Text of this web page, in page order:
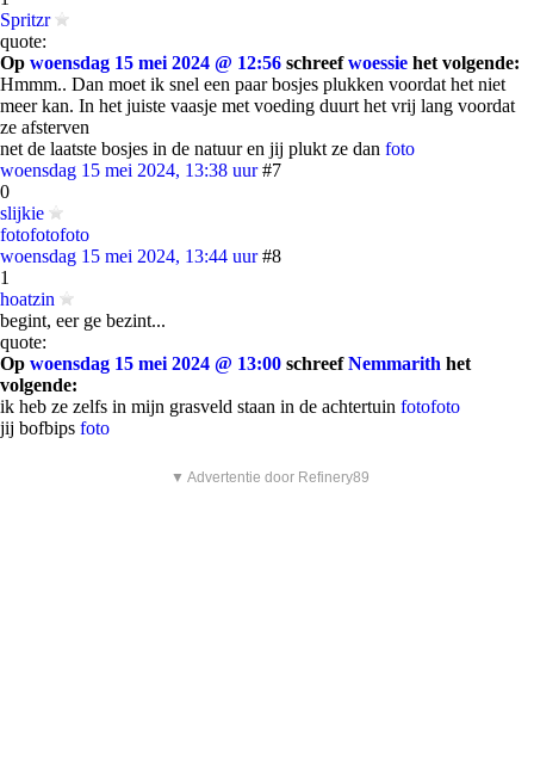
Spritzr
quote:
Op woensdag 15 mei 2024 @ 12:56 schreefwoessie het volgende:
Hmmm.. Dan moet ik snel een paar bosjes plukken voordat het niet
meer kan. In het juiste vaasje met voeding duurt het vrij lang voordat
ze afsterven
net de laatste bosjes in de natuur en jij plukt ze dan foto
woensdag 15 mei 2024, 13:38 uur #7
0
slijkie
fotofotofoto
woensdag 15 mei 2024, 13:44 uur #8
1
hoatzin
begint, eer ge bezint...
quote:
Op woensdag 15 mei 2024 @ 13:00 schreefNemmarith het
volgende:
ik heb ze zelfs in mijn grasveld staan in de achtertuin fotofoto
jij bofbips foto
▼ Advertentie door Refinery89